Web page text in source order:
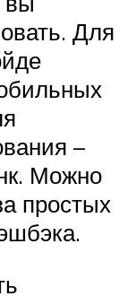
Для
–
Можно
простых